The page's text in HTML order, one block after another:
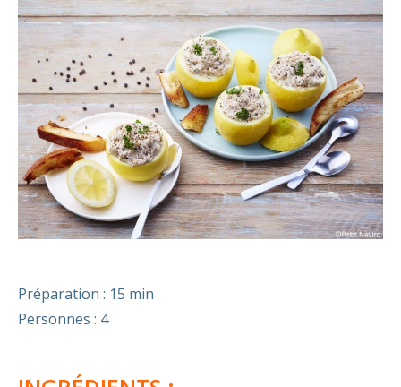
Préparation : 15 min
Personnes : 4